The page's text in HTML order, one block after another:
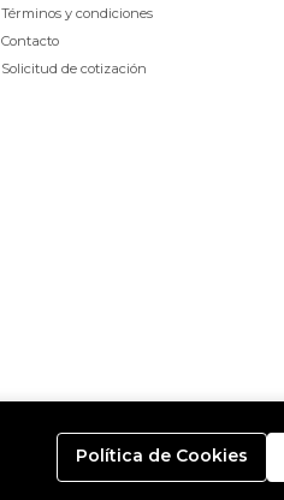
Términos y condiciones
Contacto
Solicitud de cotización
Política de Cookies